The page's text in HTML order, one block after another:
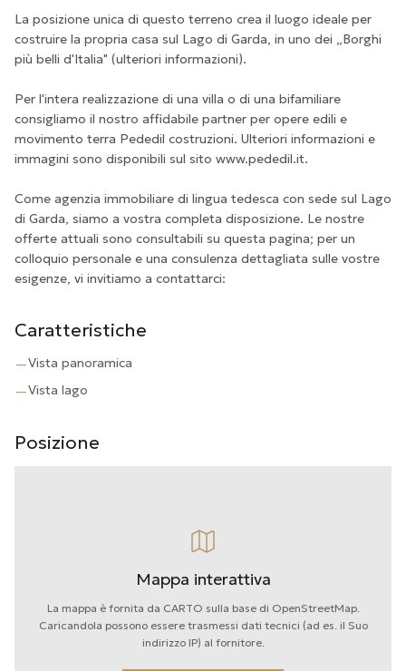
La posizione unica di questo terreno crea il luogo ideale per
costruire la propria casa sul Lago di Garda, in uno dei „Borghi
più belli d'Italia" (ulteriori informazioni).
Per l'intera realizzazione di una villa o di una bifamiliare
consigliamo il nostro affidabile partner per opere edili e
movimento terra Pededil costruzioni. Ulteriori informazioni e
immagini sono disponibili sul sito www.pededil.it.
Come agenzia immobiliare di lingua tedesca con sede sul Lago
di Garda, siamo a vostra completa disposizione. Le nostre
offerte attuali sono consultabili su questa pagina; per un
colloquio personale e una consulenza dettagliata sulle vostre
esigenze, vi invitiamo a contattarci:
Caratteristiche
—Vista panoramica
—Vista lago
Posizione
Mappa interattiva
La mappa è fornita da CARTO sulla base di OpenStreetMap.
Caricandola possono essere trasmessi dati tecnici (ad es. il Suo
indirizzo IP) al fornitore.